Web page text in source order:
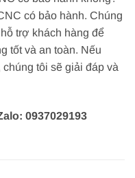
có bảo hành. Chúng
trợ khách hàng để
tốt và an toàn. Nếu
tôi sẽ giải đáp và
0937029193